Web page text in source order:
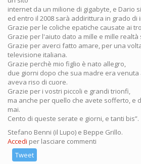
internet da un milione di gigabyte, e Dario
ed entro il 2008 sarà addirittura in grado di
Grazie per le coliche epatiche causate ai
Grazie per l'aiuto dato a mille e mille realtà
Grazie per averci fatto amare, per una
televisione italiana.
Grazie perchè mio figlio è nato allegro,
due giorni dopo che sua madre era
aveva riso di cuore.
Grazie per i vostri piccoli e grandi trionfi,
ma anche per quello che avete sofferto, e
mai.
Cento di queste serate e giorni, e tanti bis”.
Stefano Benni (il Lupo) e Beppe Grillo.
Accedi per lasciare commenti
Tweet